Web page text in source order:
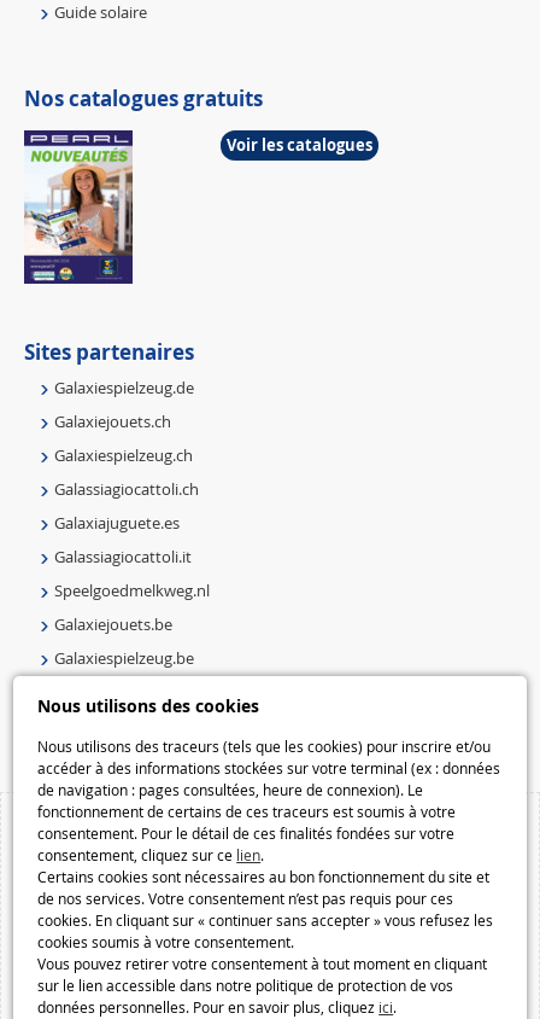
Nous utilisons des cookies
Nous utilisons des traceurs (tels que les cookies) pour inscrire et/ou
accéder à des informations stockées sur votre terminal (ex : données
de navigation : pages consultées, heure de connexion). Le
fonctionnement de certains de ces traceurs est soumis à votre
consentement. Pour le détail de ces finalités fondées sur votre
consentement, cliquez sur ce lien.
Certains cookies sont nécessaires au bon fonctionnement du site et
de nos services. Votre consentement n’est pas requis pour ces
cookies. En cliquant sur « continuer sans accepter » vous refusez les
cookies soumis à votre consentement.
Vous pouvez retirer votre consentement à tout moment en cliquant
sur le lien accessible dans notre politique de protection de vos
données personnelles. Pour en savoir plus, cliquez ici.
Guide solaire
Nos catalogues gratuits
Voir les catalogues
Sites partenaires
Galaxiespielzeug.de
Galaxiejouets.ch
Galaxiespielzeug.ch
Galassiagiocattoli.ch
Galaxiajuguete.es
Galassiagiocattoli.it
Speelgoedmelkweg.nl
Galaxiejouets.be
Galaxiespielzeug.be